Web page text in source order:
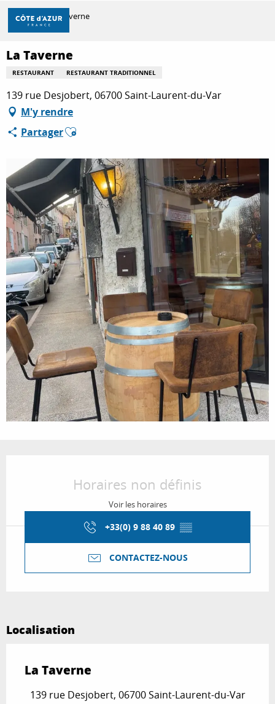
Aller
contenu
principal
DÉCOUVRIR
À FAIRE
SÉJOURNER
Accueil La Taverne
La Taverne
RESTAURANT RESTAURANT TRADITIONNEL
139 rue Desjobert, 06700 Saint-Laurent-du-Var
M'y rendre
PartagerAjouter aux favoris
Horaires non définis
Voir les horaires
+33(0) 9 88 40 89 ▒▒
CONTACTEZ-NOUS
Localisation
La Taverne
139 rue Desjobert, 06700 Saint-Laurent-du-Var